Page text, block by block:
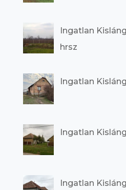
Ingatlan
hrsz
Ingatlan
Ingatlan
Ingatlan